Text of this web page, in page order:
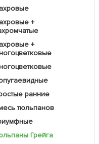
ранние
тюльпанов
Грейга